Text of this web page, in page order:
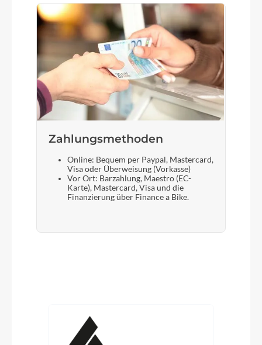
Zahlungsmethoden
Online: Bequem per Paypal, Mastercard,
Visa oder Überweisung (Vorkasse)
Vor Ort: Barzahlung, Maestro (EC-
Karte), Mastercard, Visa und die
Finanzierung über Finance a Bike.